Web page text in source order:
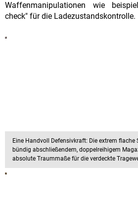
Waffenmanipulationen wie
check" für die Ladezustandskontrolle.
Eine Handvoll Defensivkraft: Die extrem flache
bündig abschließendem, doppelreihigem
absolute Traummaße für die verdeckte